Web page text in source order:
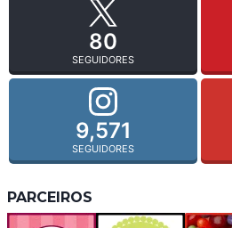
80
SEGUIDORES
9,571
SEGUIDORES
PARCEIROS